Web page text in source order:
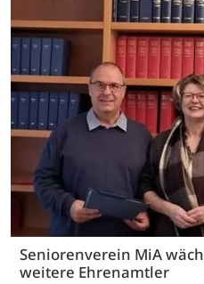
Seniorenverein MiA
weitere Ehrenamtler